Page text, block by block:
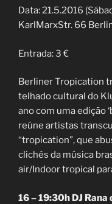
Data: 21.5.2016
KarlMarxStr. 66
Entrada: 3 €
Berliner Tropication
telhado cultural do
ano com uma edição
reúne artistas
“tropication”, que
clichés da música
air/Indoor tropical
16 – 19:30h DJ